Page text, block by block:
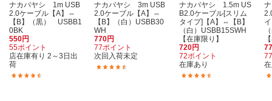
ナカバヤシ 1m USB
2.0ケーブル【A】⇔
【B】（黒） USBB1
0BK
550円
55ポイント
店在庫有り 2～3日出
荷
ナカバヤシ 3m USB
2.0ケーブル【A】⇔
【B】（白）USBB30
WH
770円
77ポイント
次回入荷未定
ナカバヤシ 1.5m US
B2.0ケーブル[スリム
タイプ]【A】⇔【B】
（白）USBB15SWH
【在庫限り】
720円
72ポイント
在庫あり